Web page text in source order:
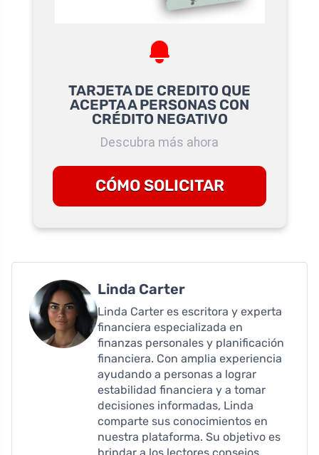
TARJETA DE CREDITO QUE
ACEPTA A PERSONAS CON
CRÉDITO NEGATIVO
Descubra más ahora
CÓMO SOLICITAR
Linda Carter
Linda Carter es escritora y experta
financiera especializada en
finanzas personales y planificación
financiera. Con amplia experiencia
ayudando a personas a lograr
estabilidad financiera y a tomar
decisiones informadas, Linda
comparte sus conocimientos en
nuestra plataforma. Su objetivo es
brindar a los lectores consejos